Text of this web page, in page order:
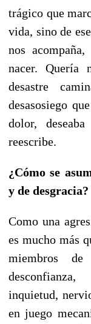
trágico que
vida, sino de
nos
nacer. Quería
desastre
desasosiego
dolor,
reescribe.
¿Cómo se
y de desgracia?
Como una
es mucho más
miembros
inquietud,
en juego